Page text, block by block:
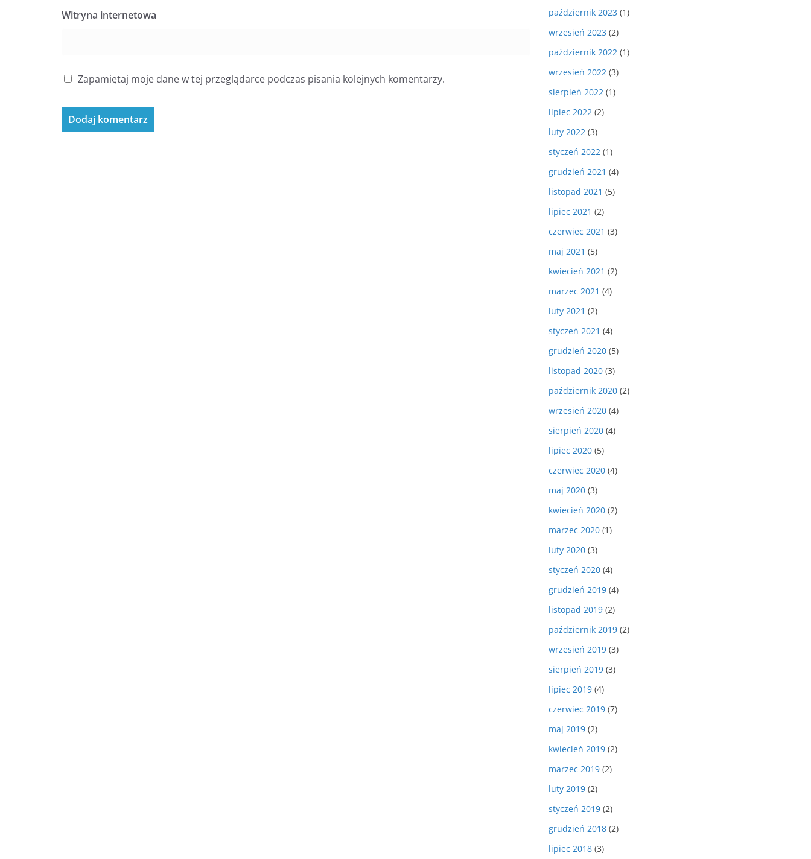
Witryna internetowa
Zapamiętaj moje dane w tej przeglądarce podczas pisania kolejnych komentarzy.
październik 2023 (1)
wrzesień 2023 (2)
październik 2022 (1)
wrzesień 2022 (3)
sierpień 2022 (1)
lipiec 2022 (2)
luty 2022 (3)
styczeń 2022 (1)
grudzień 2021 (4)
listopad 2021 (5)
lipiec 2021 (2)
czerwiec 2021 (3)
maj 2021 (5)
kwiecień 2021 (2)
marzec 2021 (4)
luty 2021 (2)
styczeń 2021 (4)
grudzień 2020 (5)
listopad 2020 (3)
październik 2020 (2)
wrzesień 2020 (4)
sierpień 2020 (4)
lipiec 2020 (5)
czerwiec 2020 (4)
maj 2020 (3)
kwiecień 2020 (2)
marzec 2020 (1)
luty 2020 (3)
styczeń 2020 (4)
grudzień 2019 (4)
listopad 2019 (2)
październik 2019 (2)
wrzesień 2019 (3)
sierpień 2019 (3)
lipiec 2019 (4)
czerwiec 2019 (7)
maj 2019 (2)
kwiecień 2019 (2)
marzec 2019 (2)
luty 2019 (2)
styczeń 2019 (2)
grudzień 2018 (2)
lipiec 2018 (3)